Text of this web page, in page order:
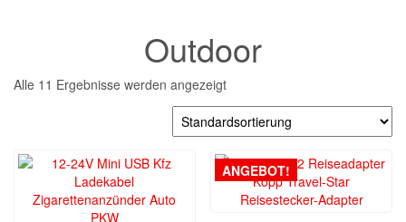
Outdoor
Alle 11 Ergebnisse werden angezeigt
ANGEBOT!